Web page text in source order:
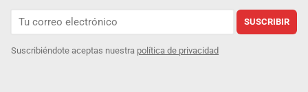
SUSCRIBIR
Suscribiéndote aceptas nuestra política de privacidad